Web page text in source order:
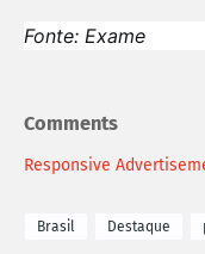
Fonte: Exame
Comments
Responsive
Brasil Destaque